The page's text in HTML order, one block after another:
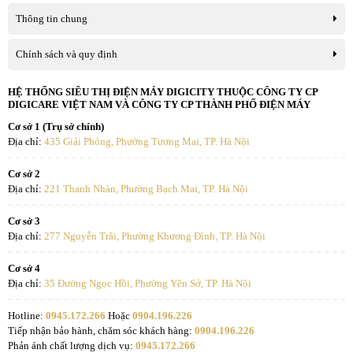
Tiện ích
Thông tin chung
Chính sách và quy định
HỆ THỐNG SIÊU THỊ ĐIỆN MÁY DIGICITY THUỘC CÔNG TY CP
DIGICARE VIỆT NAM VÀ CÔNG TY CP THÀNH PHỐ ĐIỆN MÁY
Cơ sở 1 (Trụ sở chính)
Địa chỉ: 435 Giải Phóng, Phường Tương Mai, TP. Hà Nội
Cơ sở 2
Địa chỉ: 221 Thanh Nhàn, Phường Bạch Mai, TP. Hà Nội
Cơ sở 3
Địa chỉ: 277 Nguyễn Trãi, Phường Khương Đình, TP. Hà Nội
Cơ sở 4
Địa chỉ: 35 Đường Ngọc Hồi, Phường Yên Sở, TP. Hà Nội
Hotline: 0945.172.266 Hoặc 0904.196.226
Tiếp nhận bảo hành, chăm sóc khách hàng: 0904.196.226
Phản ánh chất lượng dịch vụ: 0945.172.266